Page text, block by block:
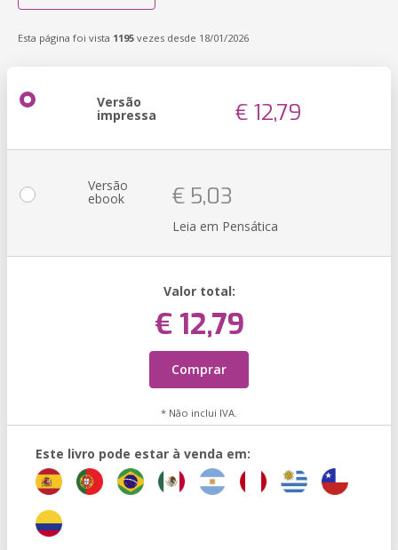
Esta página foi vista 1195 vezes desde 18/01/2026
Versão
impressa € 12,79
Versão
ebook € 5,03
Leia em Pensática
Valor total:
€ 12,79
Comprar
* Não inclui IVA.
Este livro pode estar à venda em: